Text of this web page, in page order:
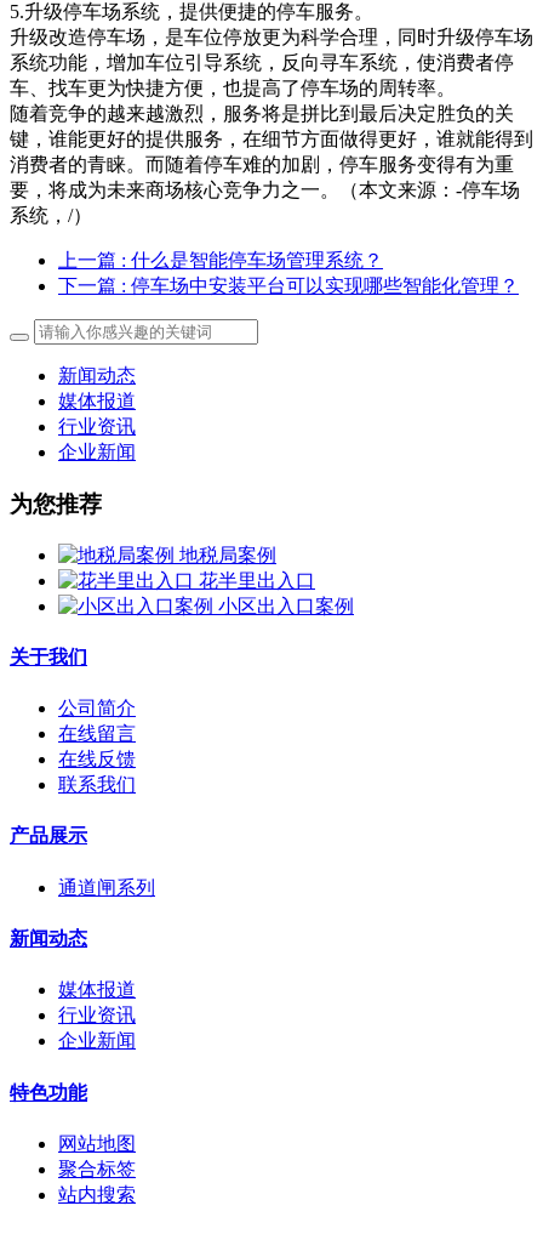
5.升级停车场系统，提供便捷的停车服务。
升级改造停车场，是车位停放更为科学合理，同时升级停车场
系统功能，增加车位引导系统，反向寻车系统，使消费者停
车、找车更为快捷方便，也提高了停车场的周转率。
随着竞争的越来越激烈，服务将是拼比到最后决定胜负的关
键，谁能更好的提供服务，在细节方面做得更好，谁就能得到
消费者的青睐。而随着停车难的加剧，停车服务变得有为重
要，将成为未来商场核心竞争力之一。（本文来源：-停车场
系统，/）
上一篇 : 什么是智能停车场管理系统？
下一篇 : 停车场中安装平台可以实现哪些智能化管理？
新闻动态
媒体报道
行业资讯
企业新闻
为您推荐
地税局案例
花半里出入口
小区出入口案例
关于我们
公司简介
在线留言
在线反馈
联系我们
产品展示
通道闸系列
新闻动态
媒体报道
行业资讯
企业新闻
特色功能
网站地图
聚合标签
站内搜索